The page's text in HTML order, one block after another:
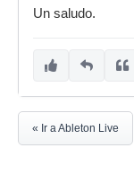
Un saludo.
« Ir a Ableton Live